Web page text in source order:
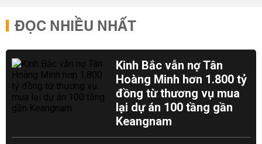
ĐỌC NHIỀU NHẤT
Kinh Bắc vẫn nợ Tân
Hoàng Minh hơn 1.800 tỷ
đồng từ thương vụ mua
lại dự án 100 tầng gần
Keangnam